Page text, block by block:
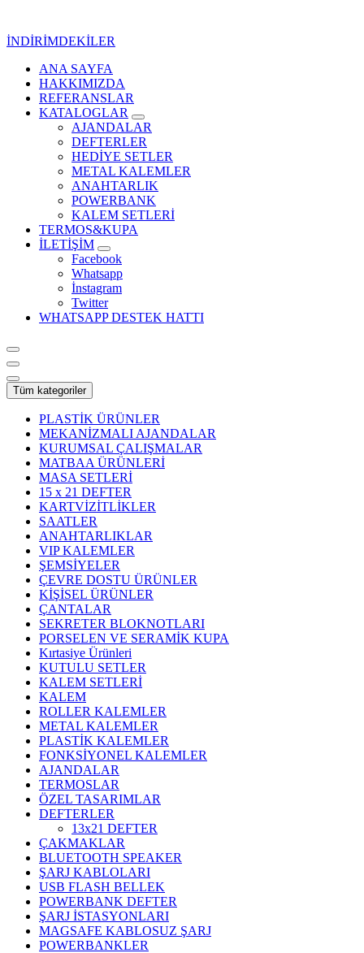
İNDİRİMDEKİLER
Kurumsal Promosyon-Hediyelik
ANA SAYFA
HAKKIMIZDA
REFERANSLAR
KATALOGLAR
AJANDALAR
DEFTERLER
HEDİYE SETLER
METAL KALEMLER
ANAHTARLIK
POWERBANK
KALEM SETLERİ
TERMOS&KUPA
İLETİŞİM
Facebook
Whatsapp
İnstagram
Twitter
WHATSAPP DESTEK HATTI
Tüm kategoriler
PLASTİK ÜRÜNLER
MEKANİZMALI AJANDALAR
KURUMSAL ÇALIŞMALAR
MATBAA ÜRÜNLERİ
MASA SETLERİ
15 x 21 DEFTER
KARTVİZİTLİKLER
SAATLER
ANAHTARLIKLAR
VIP KALEMLER
ŞEMSİYELER
ÇEVRE DOSTU ÜRÜNLER
KİŞİSEL ÜRÜNLER
ÇANTALAR
SEKRETER BLOKNOTLARI
PORSELEN VE SERAMİK KUPA
Kırtasiye Ürünleri
KUTULU SETLER
KALEM SETLERİ
KALEM
ROLLER KALEMLER
METAL KALEMLER
PLASTİK KALEMLER
FONKSİYONEL KALEMLER
AJANDALAR
TERMOSLAR
ÖZEL TASARIMLAR
DEFTERLER
13x21 DEFTER
ÇAKMAKLAR
BLUETOOTH SPEAKER
ŞARJ KABLOLARI
USB FLASH BELLEK
POWERBANK DEFTER
ŞARJ İSTASYONLARI
MAGSAFE KABLOSUZ ŞARJ
POWERBANKLER